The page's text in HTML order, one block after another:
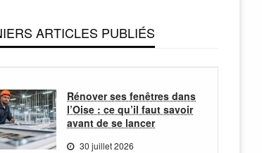
ARTICLES PUBLIÉS
Rénover ses fenêtres dans
l’Oise : ce qu’il faut savoir
avant de se lancer
30 juillet 2026